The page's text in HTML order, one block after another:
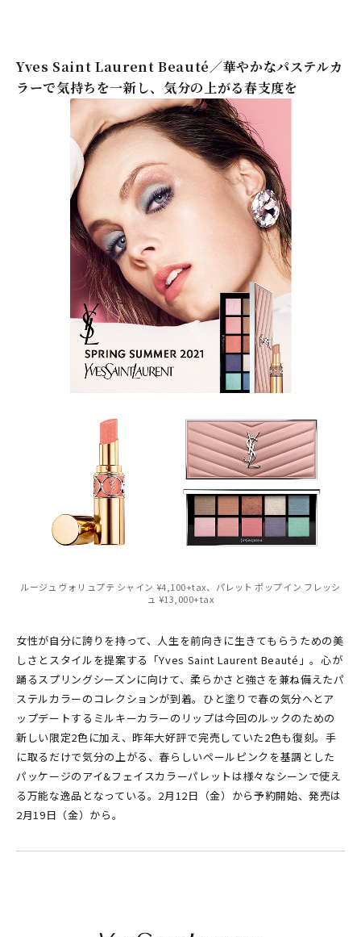
Yves Saint Laurent Beauté／華やかなパステルカ
ラーで気持ちを一新し、気分の上がる春支度を
ルージュ ヴォリュプテ シャイン ¥4,100+tax、パレット ポップイン フレッシ
ュ ¥13,000+tax
女性が自分に誇りを持って、人生を前向きに生きてもらうための美
しさとスタイルを提案する「Yves Saint Laurent Beauté」。心が
踊るスプリングシーズンに向けて、柔らかさと強さを兼ね備えたパ
ステルカラーのコレクションが到着。ひと塗りで春の気分へとア
ップデートするミルキーカラーのリップは今回のルックのための
新しい限定2色に加え、昨年大好評で完売していた2色も復刻。手
に取るだけで気分の上がる、春らしいペールピンクを基調とした
パッケージのアイ&フェイスカラーパレットは様々なシーンで使え
る万能な逸品となっている。2月12日（金）から予約開始、発売は
2月19日（金）から。